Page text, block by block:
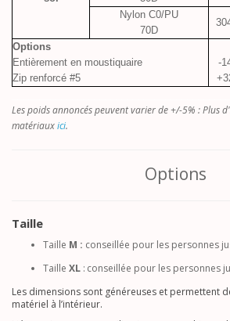
Nylon C0/PU
70D
Options
Entièrement en moustiquaire
-
Zip renforcé #5
Les poids annoncés peuvent varier de +/-5% : Plus
matériauxici.
Options
Taille
Taille M : conseillée pour les personnes
Taille XL : conseillée pour les personnes
Les dimensions sont généreuses et permettent
matériel à l’intérieur.